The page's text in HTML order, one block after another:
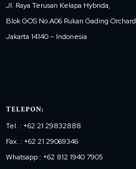
Jl. Raya Terusan Kelapa Hybrida,
Blok GOS No.A06 Rukan Gading Orchard
Jakarta 14140 – Indonesia
TELEPON:
Tel. : +62 21 29832888
Fax. : +62 21 29069346
Whatsapp : +62 812 1940 7905